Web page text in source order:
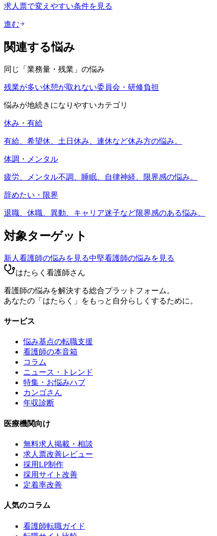
求人票で変えやすい条件を見る
進む
関連する悩み
同じ「 業務量・残業 」の悩み
残業が多い休憩が取れない委員会・研修負担
悩みが地続きになりやすいカテゴリ
休み・有給
有給、希望休、土日休み、連休など休み方の悩み。
体調・メンタル
疲労、メンタル不調、睡眠、自律神経、限界感の悩み。
辞めたい・限界
退職、休職、異動、キャリア迷子など限界感のある悩み。
対象ターゲット
新人看護師の悩みを見る中堅看護師の悩みを見る
はたらく看護師さん
看護師の悩みを解決する総合プラットフォーム。
あなたの「はたらく」をもっと自分らしくするために。
サービス
悩み基点の転職支援
看護師の本音箱
コラム
ニュース・トレンド
特集・お悩みハブ
カンゴさん
年収診断
医療機関向け
無料求人掲載・相談
求人票改善レビュー
採用LP制作
採用サイト改善
定着率改善
人気のコラム
看護師転職ガイド